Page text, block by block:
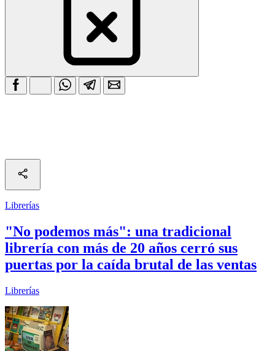
Librerías
"No podemos más": una tradicional
librería con más de 20 años cerró sus
puertas por la caída brutal de las ventas
Librerías